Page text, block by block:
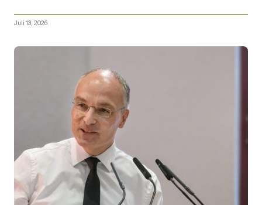
Juli 13, 2026